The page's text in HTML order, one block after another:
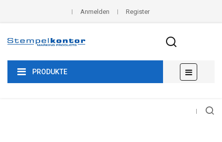
Anmelden Register
PRODUKTE
der
☰